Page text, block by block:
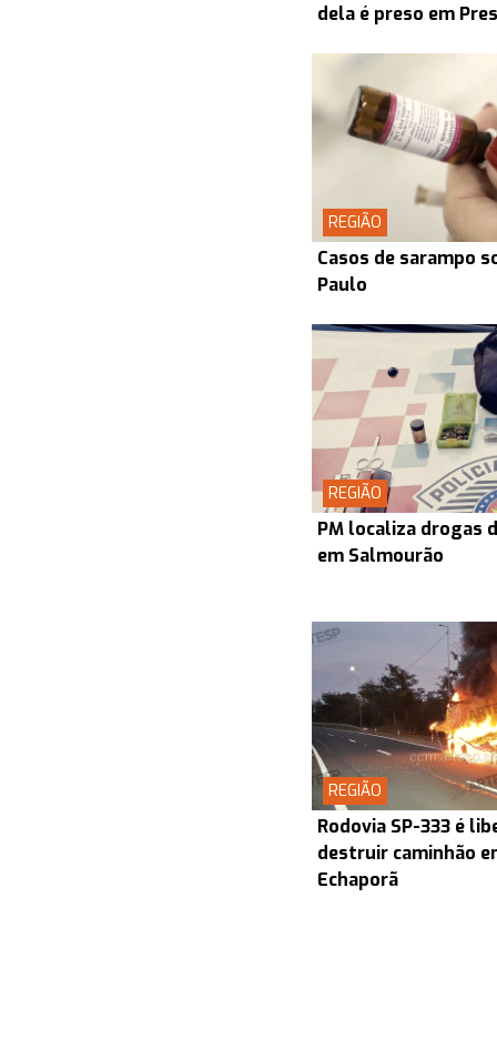
dela é preso em
REGIÃO
Casos de sarampo
Paulo
REGIÃO
PM localiza drogas
em Salmourão
REGIÃO
Rodovia SP-333 é
destruir caminhão
Echaporã